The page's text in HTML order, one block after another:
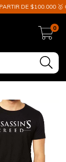
$100.000 🥇
0